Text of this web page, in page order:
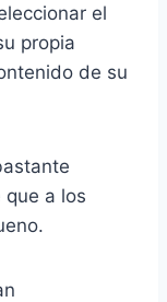
el
propia
de su
a los